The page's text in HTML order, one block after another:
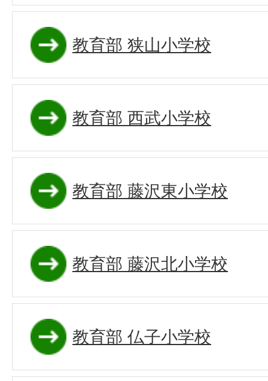
教育部 狭山小学校
教育部 西武小学校
教育部 藤沢東小学校
教育部 藤沢北小学校
教育部 仏子小学校